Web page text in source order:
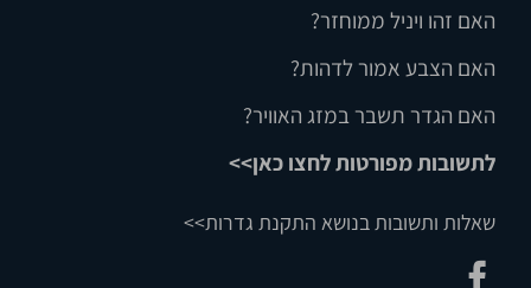
האם זהו ויניל ממוחזר?
האם הצבע אמור לדהות?
האם הגדר תשבר במזג האוויר?
לתשובות מפורטות לחצו כאן>>
שאלות ותשובות בנושא התקנת גדרות>>